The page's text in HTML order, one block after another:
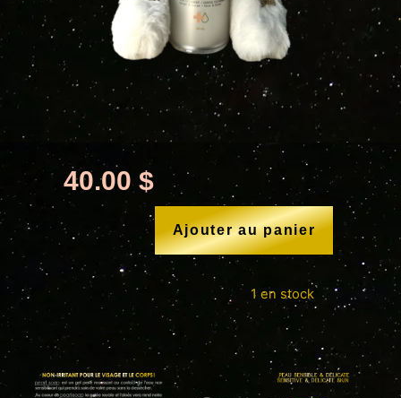
40.00$
Ajouter au panier
1 en stock